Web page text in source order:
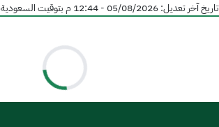
تاريخ آخر تعديل:05/08/2026 - 12:44 م بتوقيت السعودية